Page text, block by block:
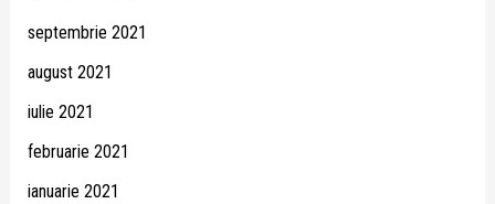
septembrie 2021
august 2021
iulie 2021
februarie 2021
ianuarie 2021